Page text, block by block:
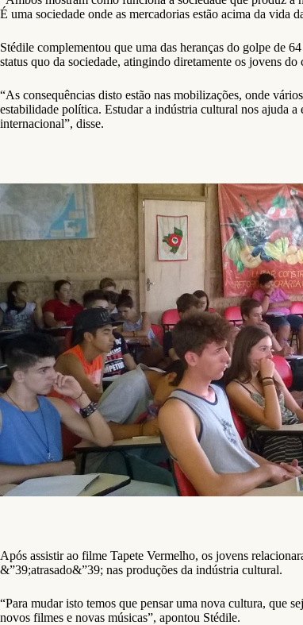
É uma sociedade onde as mercadorias estão acima da vida
Stédile complementou que uma das heranças do golpe de
status quo da sociedade, atingindo diretamente os jovens
“As consequências disto estão nas mobilizações, onde
estabilidade política. Estudar a indústria cultural nos ajuda
internacional”, disse.
Após assistir ao filme Tapete Vermelho, os jovens
&”39;atrasado&”39; nas produções da indústria cultural.
“Para mudar isto temos que pensar uma nova cultura, que
novos filmes e novas músicas”, apontou Stédile.